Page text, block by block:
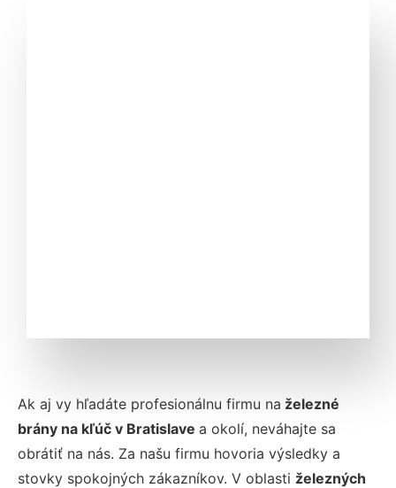
Ak aj vy hľadáte profesionálnu firmu na železné
brány na kľúč v Bratislave a okolí, neváhajte sa
obrátiť na nás. Za našu firmu hovoria výsledky a
stovky spokojných zákazníkov. V oblasti železných